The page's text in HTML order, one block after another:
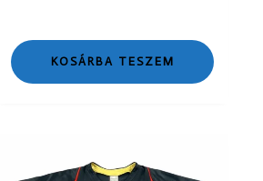
KOSÁRBA TESZEM